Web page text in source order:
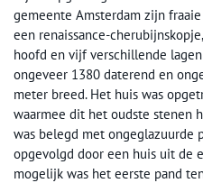
gemeente Amsterdam zijn
een renaissance-
hoofd en vijf verschillende
ongeveer 1380 daterend en
meter breed. Het huis was
waarmee dit het oudste stenen
was belegd met ongeglazuurde
opgevolgd door een huis uit de
mogelijk was het eerste pand